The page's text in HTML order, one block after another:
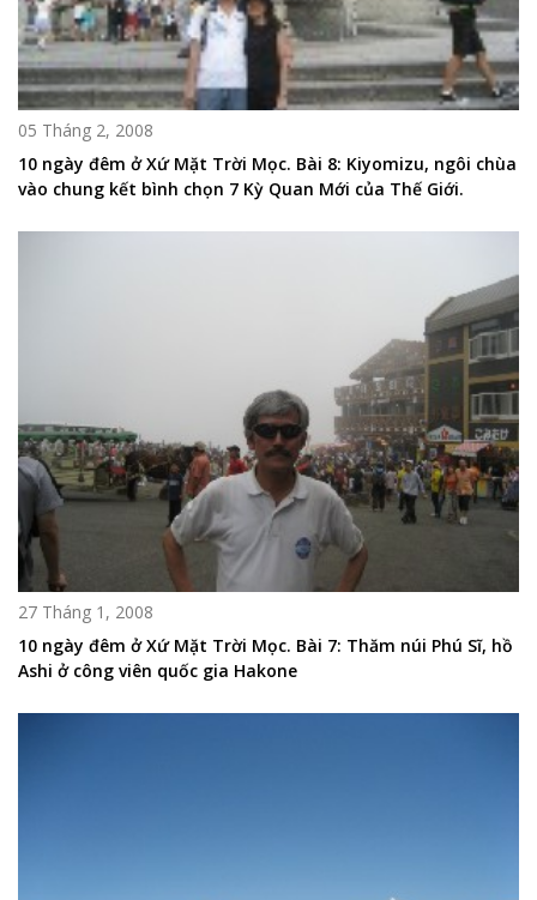
05 Tháng 2, 2008
10 ngày đêm ở Xứ Mặt Trời Mọc. Bài 8: Kiyomizu, ngôi chùa
vào chung kết bình chọn 7 Kỳ Quan Mới của Thế Giới.
27 Tháng 1, 2008
10 ngày đêm ở Xứ Mặt Trời Mọc. Bài 7: Thăm núi Phú Sĩ, hồ
Ashi ở công viên quốc gia Hakone